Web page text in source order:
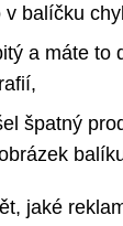
v balíčku
a máte to
špatný
jaké